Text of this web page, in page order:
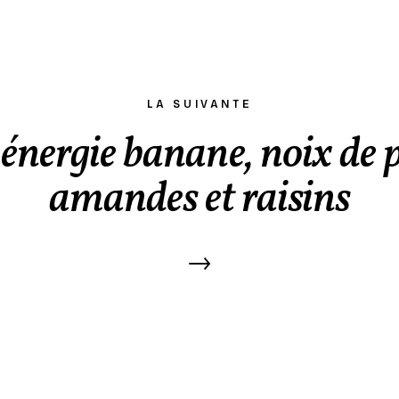
LA SUIVANTE
banane, noix de
amandes et raisins
→